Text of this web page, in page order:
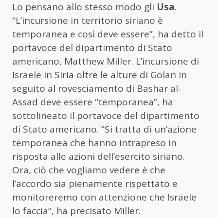
Lo pensano allo stesso modo gli Usa.
“L’incursione in territorio siriano è
temporanea e così deve essere”, ha detto il
portavoce del dipartimento di Stato
americano, Matthew Miller. L’incursione di
Israele in Siria oltre le alture di Golan in
seguito al rovesciamento di Bashar al-
Assad deve essere “temporanea”, ha
sottolineato il portavoce del dipartimento
di Stato americano. “Si tratta di un’azione
temporanea che hanno intrapreso in
risposta alle azioni dell’esercito siriano.
Ora, ciò che vogliamo vedere è che
l’accordo sia pienamente rispettato e
monitoreremo con attenzione che Israele
lo faccia”, ha precisato Miller.